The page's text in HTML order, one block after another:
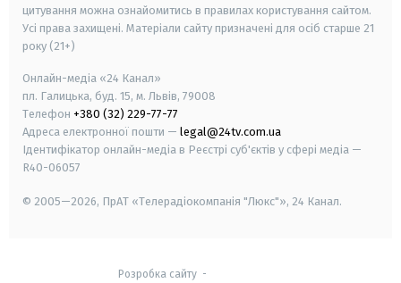
цитування можна ознайомитись в правилах користування сайтом.
Усі права захищені. Матеріали сайту призначені для осіб старше 21
року (21+)
Онлайн-медіа «24 Канал»
пл. Галицька, буд. 15, м. Львів, 79008
Телефон +380 (32) 229-77-77
Адреса електронної пошти — legal@24tv.com.ua
Ідентифікатор онлайн-медіа в Реєстрі суб'єктів у сфері медіа —
R40-06057
© 2005—2026, ПрАТ «Телерадіокомпанія "Люкс"», 24 Канал.
Розробка сайту-